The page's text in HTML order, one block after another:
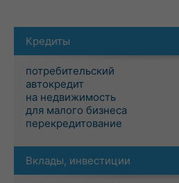
Кредиты
потребительский
автокредит
на недвижимость
для малого бизнеса
перекредитование
Вклады, инвестиции